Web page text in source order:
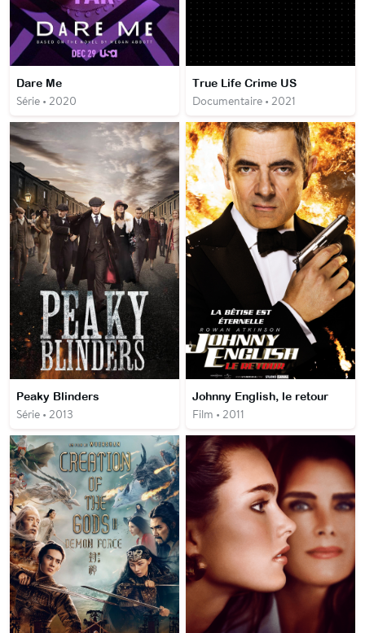
Dare Me
Série • 2020
True Life Crime US
Documentaire • 2021
Peaky Blinders
Série • 2013
Johnny English, le retour
Film • 2011